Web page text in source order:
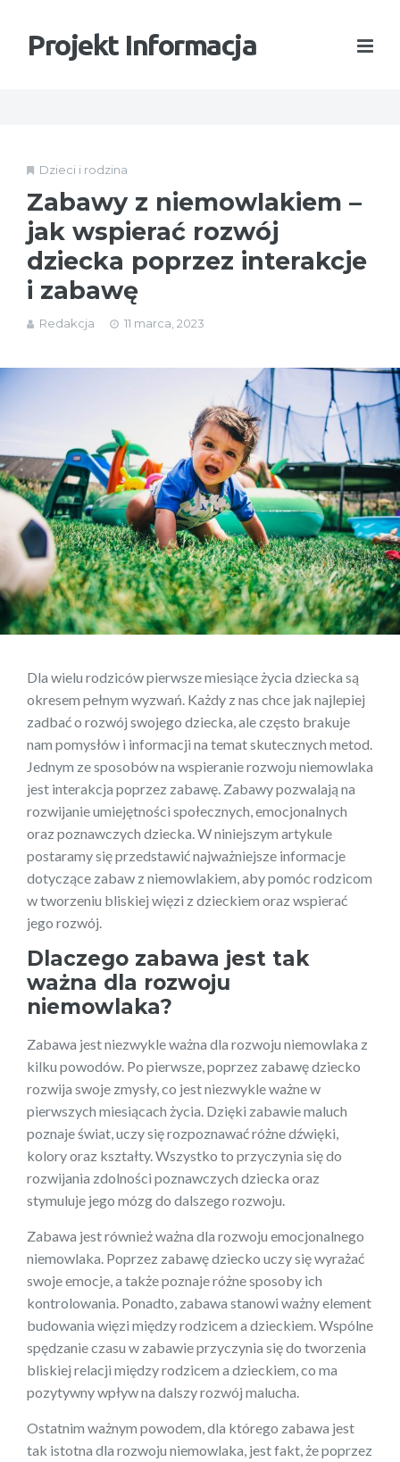
Projekt Informacja
Dzieci i rodzina
Zabawy z niemowlakiem –
jak wspierać rozwój
dziecka poprzez interakcje
i zabawę
Redakcja 11 marca, 2023
Dla wielu rodziców pierwsze miesiące życia dziecka są
okresem pełnym wyzwań. Każdy z nas chce jak najlepiej
zadbać o rozwój swojego dziecka, ale często brakuje
nam pomysłów i informacji na temat skutecznych metod.
Jednym ze sposobów na wspieranie rozwoju niemowlaka
jest interakcja poprzez zabawę. Zabawy pozwalają na
rozwijanie umiejętności społecznych, emocjonalnych
oraz poznawczych dziecka. W niniejszym artykule
postaramy się przedstawić najważniejsze informacje
dotyczące zabaw z niemowlakiem, aby pomóc rodzicom
w tworzeniu bliskiej więzi z dzieckiem oraz wspierać
jego rozwój.
Dlaczego zabawa jest tak
ważna dla rozwoju
niemowlaka?
Zabawa jest niezwykle ważna dla rozwoju niemowlaka z
kilku powodów. Po pierwsze, poprzez zabawę dziecko
rozwija swoje zmysły, co jest niezwykle ważne w
pierwszych miesiącach życia. Dzięki zabawie maluch
poznaje świat, uczy się rozpoznawać różne dźwięki,
kolory oraz kształty. Wszystko to przyczynia się do
rozwijania zdolności poznawczych dziecka oraz
stymuluje jego mózg do dalszego rozwoju.
Zabawa jest również ważna dla rozwoju emocjonalnego
niemowlaka. Poprzez zabawę dziecko uczy się wyrażać
swoje emocje, a także poznaje różne sposoby ich
kontrolowania. Ponadto, zabawa stanowi ważny element
budowania więzi między rodzicem a dzieckiem. Wspólne
spędzanie czasu w zabawie przyczynia się do tworzenia
bliskiej relacji między rodzicem a dzieckiem, co ma
pozytywny wpływ na dalszy rozwój malucha.
Ostatnim ważnym powodem, dla którego zabawa jest
tak istotna dla rozwoju niemowlaka, jest fakt, że poprzez